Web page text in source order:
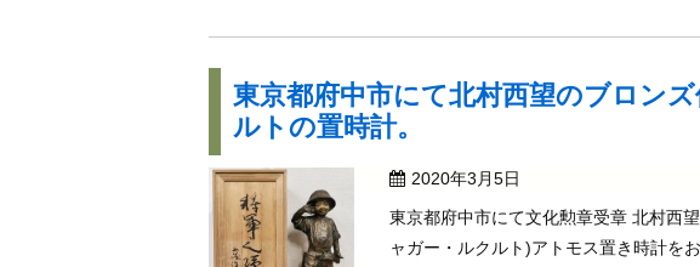
東京都府中市にて北村西望のブロン
ルトの置時計。
2020年3月5日
東京都府中市にて文化勲章受章 北村西
ャガー・ルクルト)アトモス置き時計を